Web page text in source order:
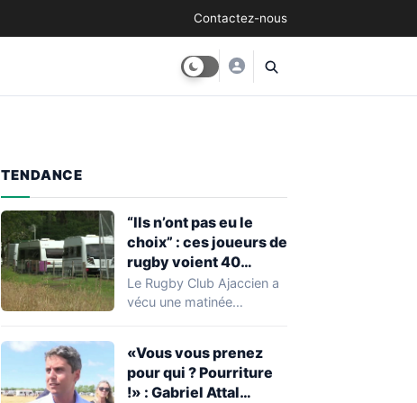
Contactez-nous
TENDANCE
“Ils n’ont pas eu le
choix” : ces joueurs de
rugby voient 40
caravanes de gens du
voyage s’installer
heure
Le Rugby Club Ajaccien a
vécu une matinée
découverte d'une…
«Vous vous prenez
pour qui ? Pourriture
!» : Gabriel Attal